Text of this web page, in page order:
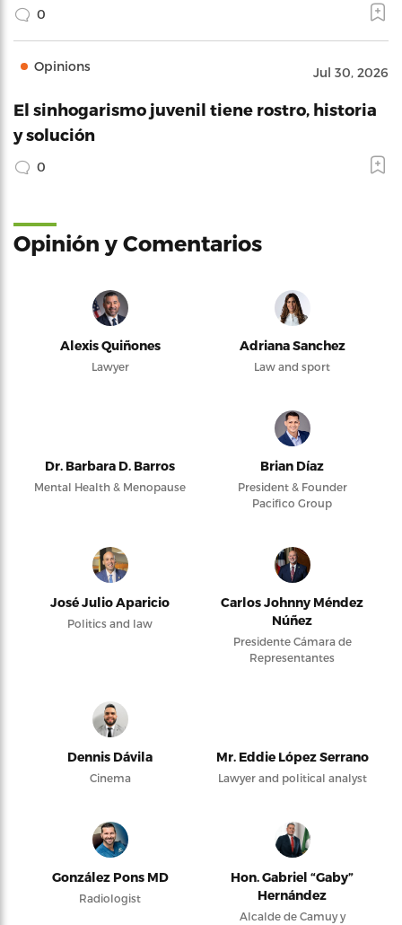
0
Opinions Jul 30, 2026
El sinhogarismo juvenil tiene rostro, historia
y solución
0
Opinión y Comentarios
Alexis Quiñones
Lawyer
Adriana Sanchez
Law and sport
Dr. Barbara D. Barros
Mental Health & Menopause
Brian Díaz
President & Founder
Pacifico Group
José Julio Aparicio
Politics and law
Carlos Johnny Méndez
Núñez
Presidente Cámara de
Representantes
Dennis Dávila
Cinema
Mr. Eddie López Serrano
Lawyer and political analyst
González Pons MD
Radiologist
Hon. Gabriel “Gaby”
Hernández
Alcalde de Camuy y